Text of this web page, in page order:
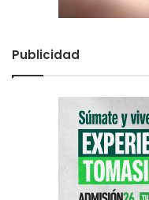
Publicidad